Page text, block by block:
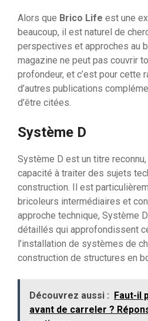
Alors que Brico Life est une
beaucoup, il est naturel de
perspectives et approches au
magazine ne peut pas couvrir
profondeur, et c’est pour cette
d’autres publications
d’être citées.
Système D
Système D est un titre
capacité à traiter des sujets
construction. Il est
bricoleurs intermédiaires et
approche technique, Système
détaillés qui approfondissent
l’installation de systèmes de
construction de structures en
Découvrez aussi : Faut-il
avant de carreler ?